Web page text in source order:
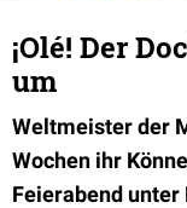
¡Olé! Der
um
Weltmeister der
Wochen ihr
Feierabend unter